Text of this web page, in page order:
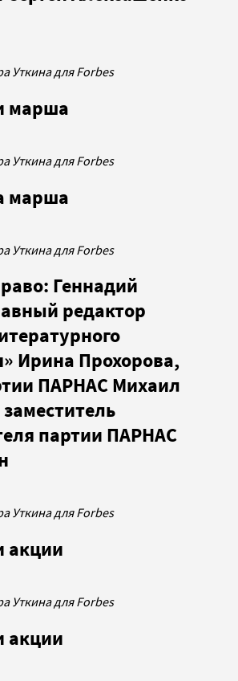
Уткина для Forbes
марша
Уткина для Forbes
марша
Уткина для Forbes
Геннадий
редактор
Ирина Прохорова,
ПАРНАС Михаил
партии ПАРНАС
Уткина для Forbes
акции
Уткина для Forbes
акции